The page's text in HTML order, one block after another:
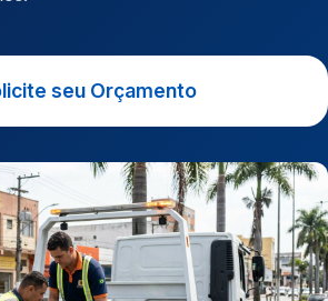
seu Orçamento